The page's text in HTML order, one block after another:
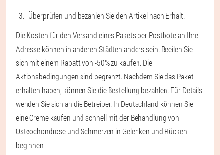
Überprüfen und bezahlen Sie den Artikel nach Erhalt.
Die Kosten für den Versand eines Pakets per Postbote an Ihre
Adresse können in anderen Städten anders sein. Beeilen Sie
sich mit einem Rabatt von -50% zu kaufen. Die
Aktionsbedingungen sind begrenzt. Nachdem Sie das Paket
erhalten haben, können Sie die Bestellung bezahlen. Für Details
wenden Sie sich an die Betreiber. In Deutschland können Sie
eine Creme kaufen und schnell mit der Behandlung von
Osteochondrose und Schmerzen in Gelenken und Rücken
beginnen